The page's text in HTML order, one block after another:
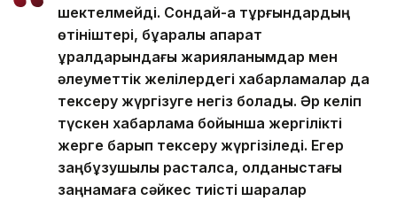
шектелмейді. Сондай-ақ тұрғындардың
өтініштері, бұқаралық ақпарат
құралдарындағы жарияланымдар мен
әлеуметтік желілердегі хабарламалар да
тексеру жүргізуге негіз болады. Әр келіп
түскен хабарлама бойынша жергілікті
жерге барып тексеру жүргізіледі. Егер
заңбұзушылық расталса, қолданыстағы
заңнамаға сәйкес тиісті шаралар